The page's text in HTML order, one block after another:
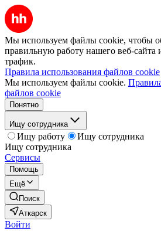
Мы используем файлы cookie, чтобы
правильную работу нашего веб-сайта
трафик.
Правила использования файлов cookie
Мы используем файлы cookie.
файлов cookie
Понятно
Ищу сотрудника
Ищу работу
Ищу сотрудника
Ищу сотрудника
Сервисы
Помощь
Ещё
Поиск
Аткарск
Войти